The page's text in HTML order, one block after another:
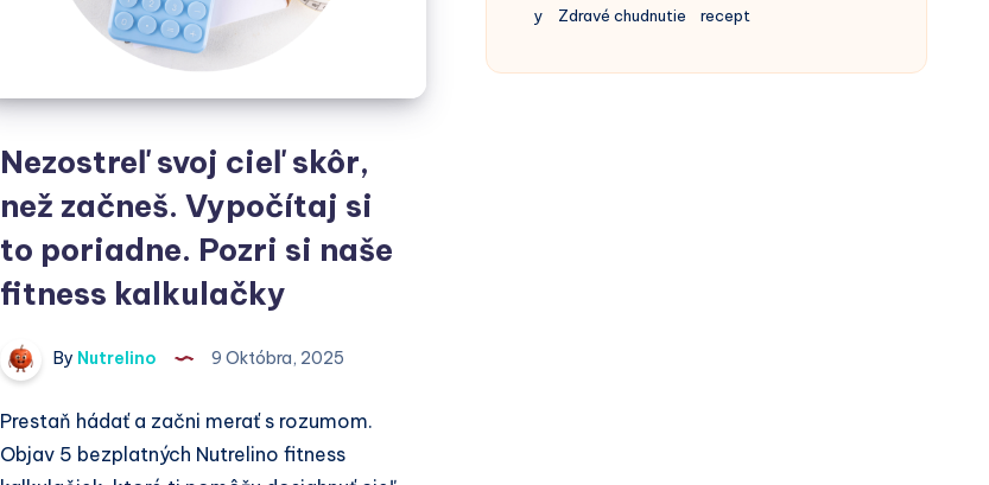
NEAT
a
medzi
Nezostreľ svoj cieľ skôr,
než začneš. Vypočítaj si
to poriadne. Pozri si naše
fitness kalkulačky
By Nutrelino 9 Októbra, 2025
Prestaň hádať a začni merať s rozumom.
Objav 5 bezplatných Nutrelino fitness
y
Zdravé chudnutie recept